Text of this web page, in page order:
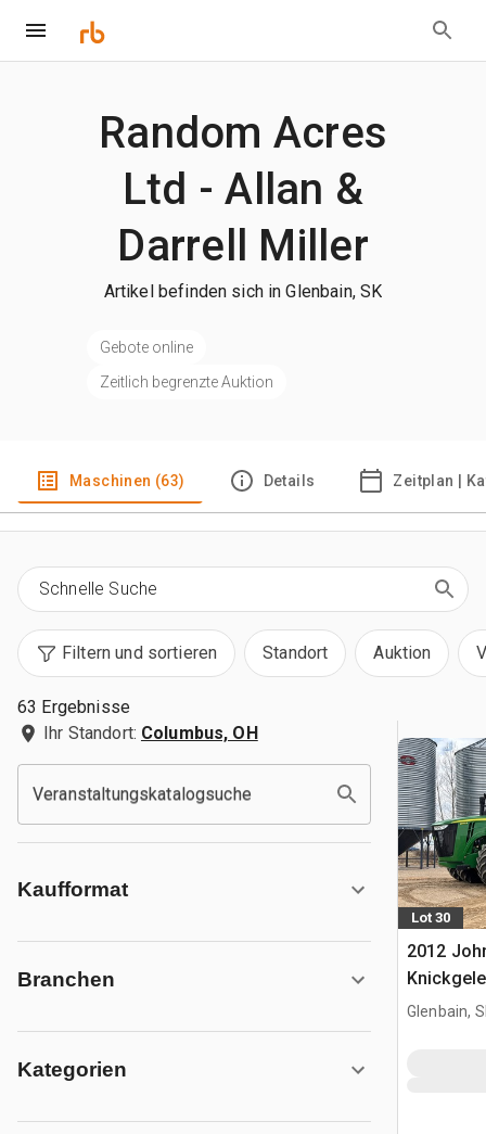
Random Acres
Ltd - Allan &
Darrell Miller
Artikel befinden sich in Glenbain, SK
Gebote online
Zeitlich begrenzte Auktion
Maschinen (63) Details Zeitplan |
Filtern und sortieren Standort Auktion
63 Ergebnisse
Ihr Standort: Columbus, OH
Veranstaltungskatalogsuche
Kaufformat
Branchen
Kategorien
Lot 30
2012
Glenbain,